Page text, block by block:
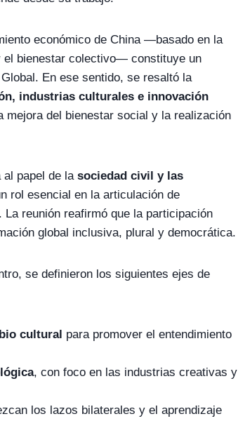
económico de China —basado en la
el bienestar colectivo— constituye un
En ese sentido, se resaltó la
industrias culturales e innovación
mejora del bienestar social y la realización
al papel de la sociedad civil y las
rol esencial en la articulación de
reunión reafirmó que la participación
global inclusiva, plural y democrática.
se definieron los siguientes ejes de
cultural para promover el entendimiento
, con foco en las industrias creativas y
los lazos bilaterales y el aprendizaje